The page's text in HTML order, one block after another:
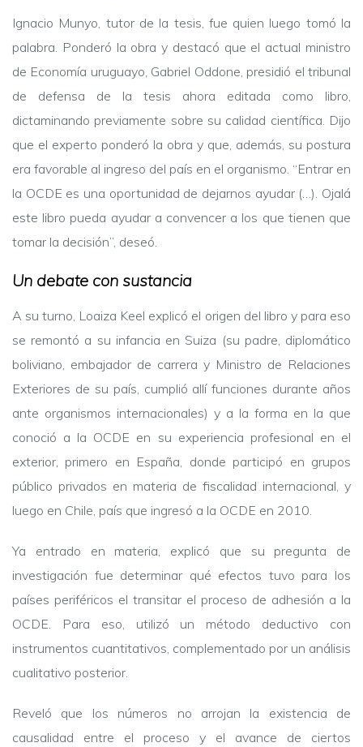
Ignacio Munyo, tutor de la tesis, fue quien luego tomó la
palabra. Ponderó la obra y destacó que el actual ministro
de Economía uruguayo, Gabriel Oddone, presidió el tribunal
de defensa de la tesis ahora editada como libro,
dictaminando previamente sobre su calidad científica. Dijo
que el experto ponderó la obra y que, además, su postura
era favorable al ingreso del país en el organismo. “Entrar en
la OCDE es una oportunidad de dejarnos ayudar (…). Ojalá
este libro pueda ayudar a convencer a los que tienen que
tomar la decisión”, deseó.
Un debate con sustancia
A su turno, Loaiza Keel explicó el origen del libro y para eso
se remontó a su infancia en Suiza (su padre, diplomático
boliviano, embajador de carrera y Ministro de Relaciones
Exteriores de su país, cumplió allí funciones durante años
ante organismos internacionales) y a la forma en la que
conoció a la OCDE en su experiencia profesional en el
exterior, primero en España, donde participó en grupos
público privados en materia de fiscalidad internacional, y
luego en Chile, país que ingresó a la OCDE en 2010.
Ya entrado en materia, explicó que su pregunta de
investigación fue determinar qué efectos tuvo para los
países periféricos el transitar el proceso de adhesión a la
OCDE. Para eso, utilizó un método deductivo con
instrumentos cuantitativos, complementado por un análisis
cualitativo posterior.
Reveló que los números no arrojan la existencia de
causalidad entre el proceso y el avance de ciertos